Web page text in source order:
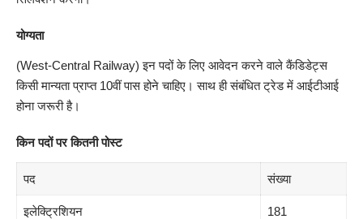
योग्यता
(West-Central Railway) इन पदों के लिए आवेदन करने वाले कैंडिडेट्स
किसी मान्यता प्राप्त 10वीं पास होने चाहिए। साथ ही संबंधित ट्रेड में आईटीआई
होना जरूरी है।
किन पदों पर कितनी पोस्ट
पद संख्या
इलेक्ट्रिशियन 181